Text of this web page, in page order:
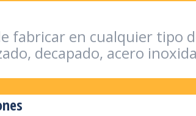
fabricar en cualquier tipo
decapado, acero